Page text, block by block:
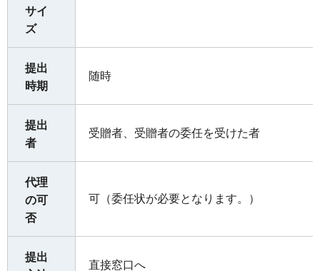
サイ
ズ
提出
時期
随時
提出
者
受贈者、受贈者の委任を受けた者
代理
の可
否
可（委任状が必要となります。）
提出
直接窓口へ